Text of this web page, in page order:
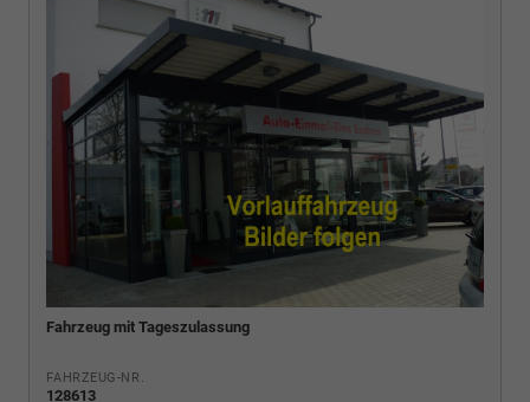
Fahrzeug mit Tageszulassung
FAHRZEUG-NR.
128613